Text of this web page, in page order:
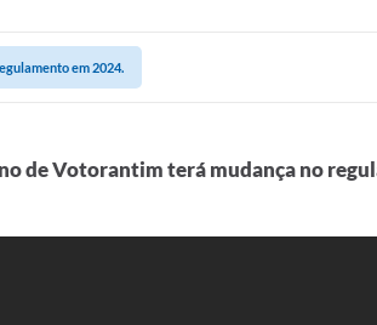
em 2024.
de Votorantim terá mudança no